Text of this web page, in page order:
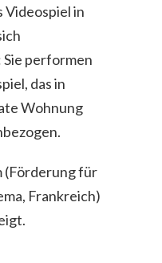
in
performen
das in
Wohnung
(Förderung für
Frankreich)